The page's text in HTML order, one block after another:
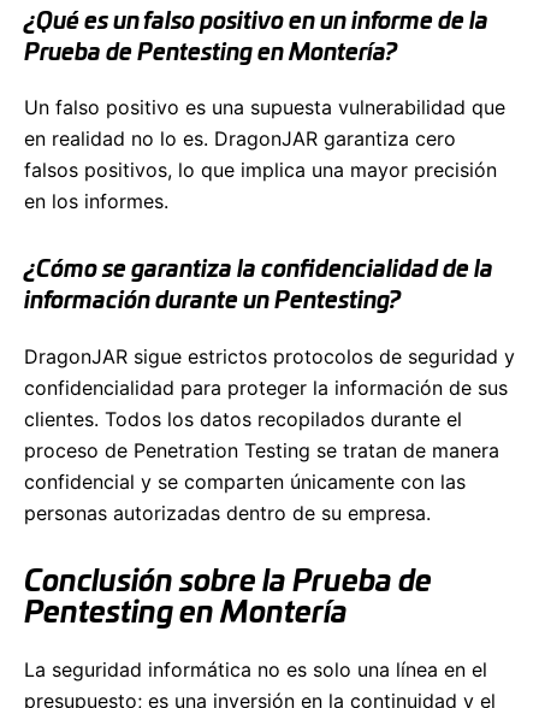
¿Qué es un falso positivo en un informe de la
Prueba de Pentesting en Montería?
Un falso positivo es una supuesta vulnerabilidad que
en realidad no lo es. DragonJAR garantiza cero
falsos positivos, lo que implica una mayor precisión
en los informes.
¿Cómo se garantiza la confidencialidad de la
información durante un Pentesting?
DragonJAR sigue estrictos protocolos de seguridad y
confidencialidad para proteger la información de sus
clientes. Todos los datos recopilados durante el
proceso de Penetration Testing se tratan de manera
confidencial y se comparten únicamente con las
personas autorizadas dentro de su empresa.
Conclusión sobre la Prueba de
Pentesting en Montería
La seguridad informática no es solo una línea en el
presupuesto; es una inversión en la continuidad y el